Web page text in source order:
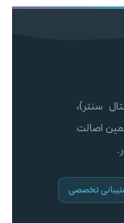
سنتر)،
اصالت
تخصصی